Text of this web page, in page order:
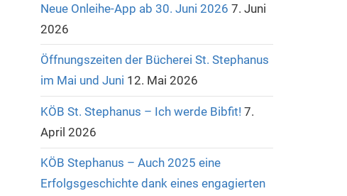
Neue Onleihe-App ab 30. Juni 2026 7. Juni
2026
Öffnungszeiten der Bücherei St. Stephanus
im Mai und Juni 12. Mai 2026
KÖB St. Stephanus – Ich werde Bibfit! 7.
April 2026
KÖB Stephanus – Auch 2025 eine
Erfolgsgeschichte dank eines engagierten